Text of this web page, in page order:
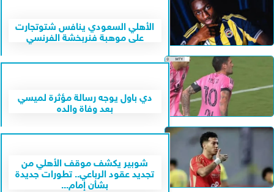
الأهلي السعودي ينافس شتوتجارت
على موهبة فنربخشة الفرنسي
دي باول يوجه رسالة مؤثرة لميسي
بعد وفاة والده
شوبير يكشف موقف الأهلي من
تجديد عقود الرباعي.. تطورات جديدة
بشأن إمام...